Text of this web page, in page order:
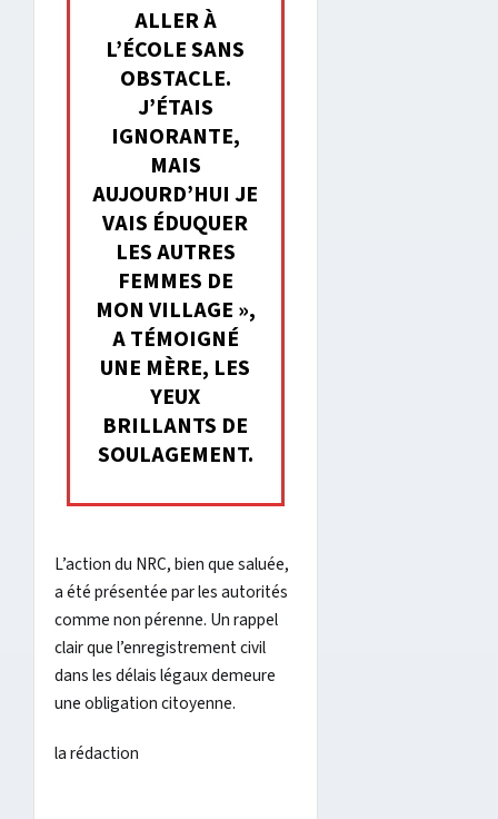
ALLER À
L’ÉCOLE SANS
OBSTACLE.
J’ÉTAIS
IGNORANTE,
MAIS
AUJOURD’HUI JE
VAIS ÉDUQUER
LES AUTRES
FEMMES DE
MON VILLAGE »,
A TÉMOIGNÉ
UNE MÈRE, LES
YEUX
BRILLANTS DE
SOULAGEMENT.
L’action du NRC, bien que saluée,
a été présentée par les autorités
comme non pérenne. Un rappel
clair que l’enregistrement civil
dans les délais légaux demeure
une obligation citoyenne.
la rédaction